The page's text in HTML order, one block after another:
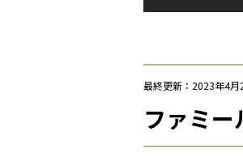
最終更新：2023年4月
ファミ